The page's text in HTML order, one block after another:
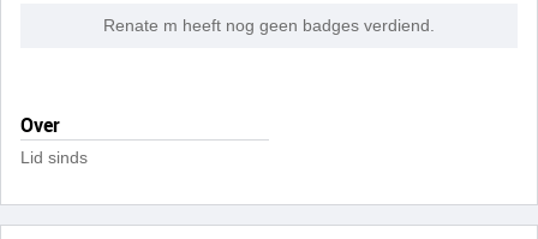
Renate m heeft nog geen badges verdiend.
Over
Lid sinds